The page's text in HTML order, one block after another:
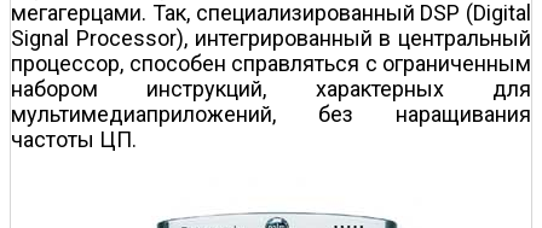
мегагерцами. Так, специализированный DSP (Digital
Signal Processor), интегрированный в центральный
процессор, способен справляться с ограниченным
набором инструкций, характерных для
мультимедиаприложений, без наращивания
частоты ЦП.